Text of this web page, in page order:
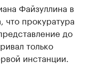
Файзуллина в
прокуратура
до
только
инстанции.